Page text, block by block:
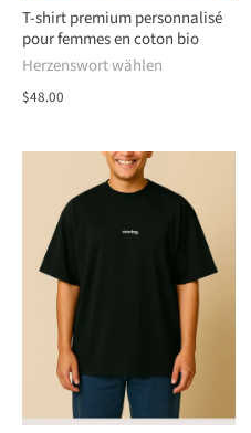
T-shirt premium personnalisé
pour femmes en coton bio
Herzenswort wählen
$48.00